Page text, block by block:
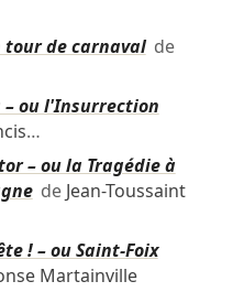
tour de carnavalde
– ou l'Insurrection
…
– ou la Tragédie à
de Jean-Toussaint
! – ou Saint-Foix
Martainville